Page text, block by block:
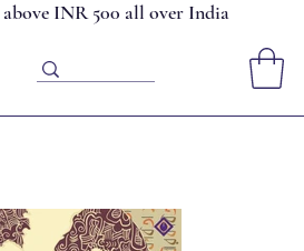
INR 500 all over India